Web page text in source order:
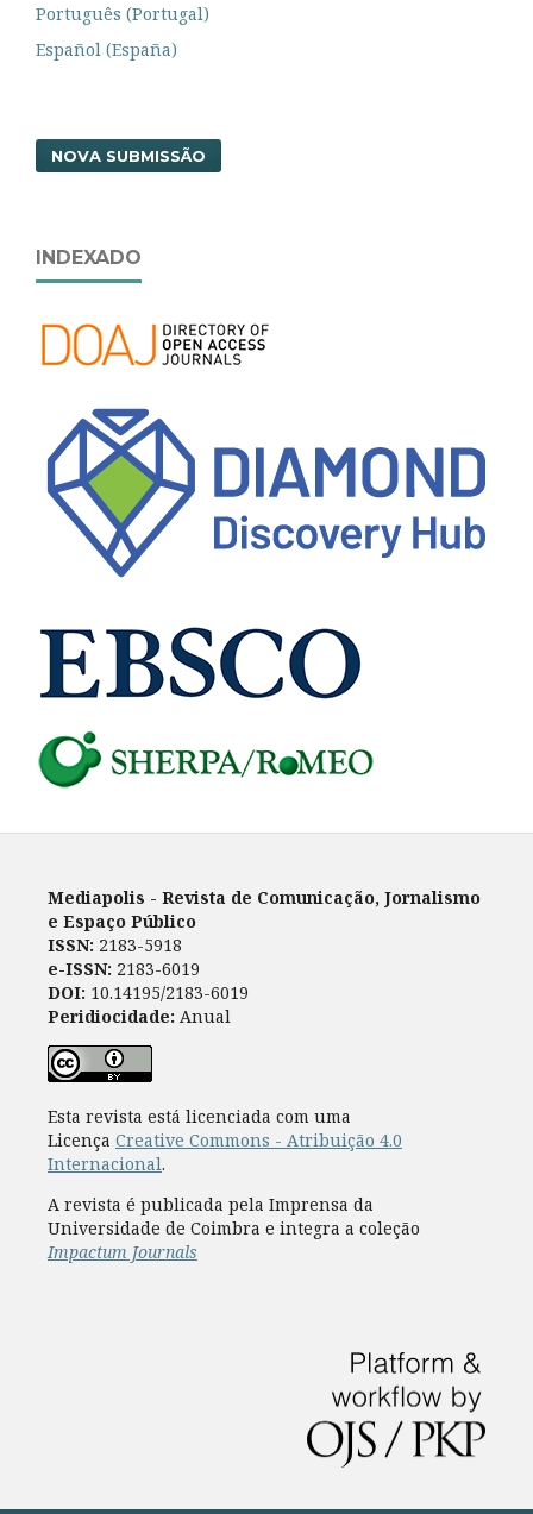
Português (Portugal)
Español (España)
NOVA SUBMISSÃO
INDEXADO
Mediapolis - Revista de Comunicação, Jornalismo
e Espaço Público
ISSN: 2183-5918
e-ISSN: 2183-6019
DOI: 10.14195/2183-6019
Peridiocidade: Anual
Esta revista está licenciada com uma
Licença Creative Commons - Atribuição 4.0
Internacional.
A revista é publicada pela Imprensa da
Universidade de Coimbra e integra a coleção
Impactum Journals